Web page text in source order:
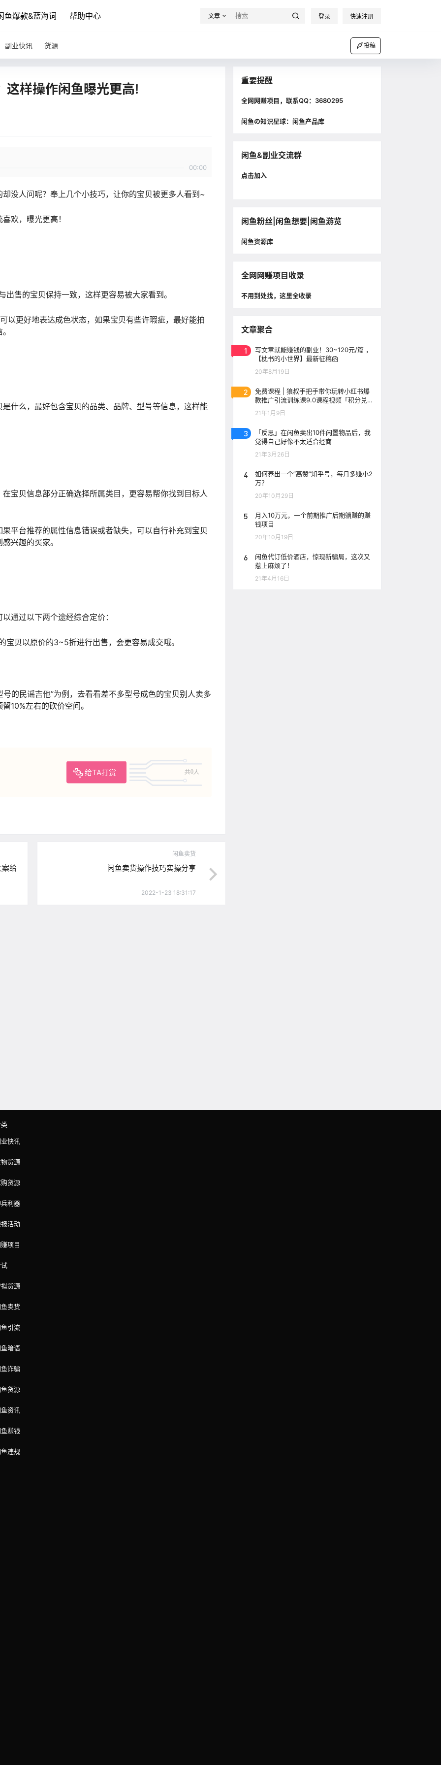
鱼爆款&蓝海词 帮助中心 文章 登录 快速注册
副业快讯 货源 投稿
这样操作闲鱼曝光更高!
00:00
没人问呢？奉上几个小技巧，让你的宝贝被更多人看到~
欢，曝光更高！
出售的宝贝保持一致，这样更容易被大家看到。
以更好地表达成色状态，如果宝贝有些许瑕疵，最好能拍
什么，最好包含宝贝的品类、品牌、型号等信息，这样能
宝贝信息部分正确选择所属类目，更容易帮你找到目标人
平台推荐的属性信息错误或者缺失，可以自行补充到宝贝
兴趣的买家。
通过以下两个途经综合定价：
宝贝以原价的3~5折进行出售，会更容易成交哦。
号的民谣吉他”为例，去看看差不多型号成色的宝贝别人卖多
10%左右的砍价空间。
给TA打赏 共0人
案给
闲鱼卖货
闲鱼卖货操作技巧实操分享
2022-1-23 18:31:17
重要提醒
全网网赚项目，联系QQ：3680295
闲鱼の知识星球：闲鱼产品库
闲鱼&副业交流群
点击加入
闲鱼粉丝|闲鱼想要|闲鱼游览
闲鱼资源库
全网网赚项目收录
不用到处找，这里全收录
文章聚合
1
写文章就能赚钱的副业！30~120元/篇 ，
【枕书的小世界】最新征稿函
20年8月19日
2
免费课程 | 狼叔手把手带你玩转小红书爆
款推广引流训练课9.0课程视频「积分兑
换」
21年1月9日
3
「反思」在闲鱼卖出10件闲置物品后，我
觉得自己好像不太适合经商
21年3月26日
4
如何养出一个“高赞”知乎号，每月多赚小2
万？
20年10月29日
5
月入10万元，一个前期推广后期躺赚的赚
钱项目
20年10月19日
6
闲鱼代订低价酒店，惊现新骗局，这次又
惹上麻烦了！
21年4月16日
快讯
物货源
货源
利器
活动
项目
拟货源
鱼卖货
鱼引流
鱼暗语
诈骗
鱼货源
资讯
鱼赚钱
鱼违规